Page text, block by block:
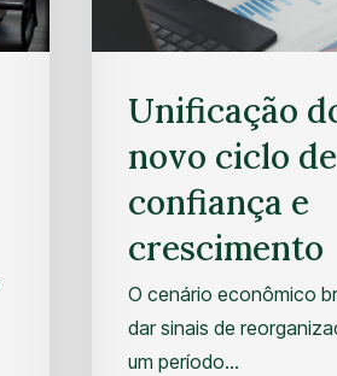
Unificação
novo ciclo de
confiança e
crescimento
O cenário econômico
dar sinais de
um período…